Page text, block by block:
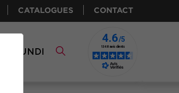
CATALOGUES CONTACT
COMUNDI